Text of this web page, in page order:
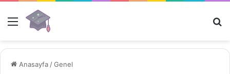
Menü
Anasayfa /Genel